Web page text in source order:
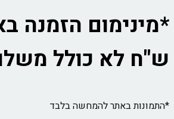
ש"ח לא כולל
*התמונות באתר להמחשה בלבד